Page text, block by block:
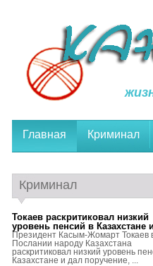
Главная Криминал
Криминал
Токаев раскритиковал низкий
уровень пенсий в Казахстане
Президент Касым-Жомарт Токаев
Послании народу Казахстана
раскритиковал низкий уровень
Казахстане и дал поручение, ...